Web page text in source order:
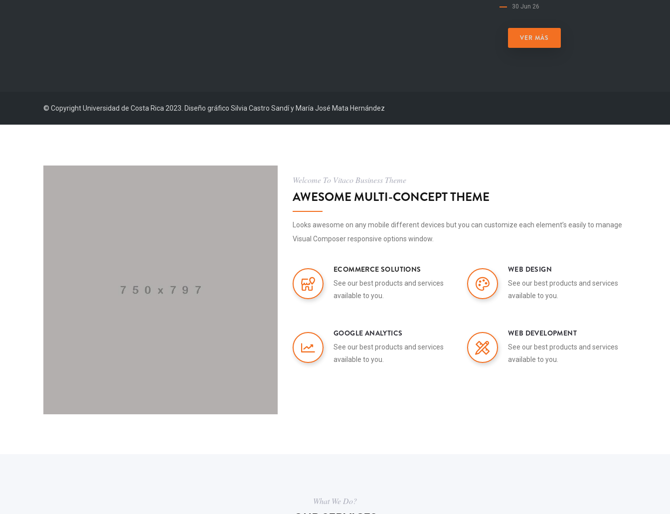
30 Jun 26
VER MÁS
© Copyright Universidad de Costa Rica 2023. Diseño gráfico Silvia Castro Sandí y María José Mata Hernández
Welcome To Vitaco Business Theme
AWESOME MULTI-CONCEPT THEME
Looks awesome on any mobile different devices but you can customize each element’s easily to manage
Visual Composer responsive options window.
ECOMMERCE SOLUTIONS
See our best products and services
available to you.
WEB DESIGN
See our best products and services
available to you.
GOOGLE ANALYTICS
See our best products and services
available to you.
WEB DEVELOPMENT
See our best products and services
available to you.
What We Do?